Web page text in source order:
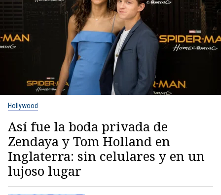
Hollywood
Así fue la boda privada de
Zendaya y Tom Holland en
Inglaterra: sin celulares y en un
lujoso lugar